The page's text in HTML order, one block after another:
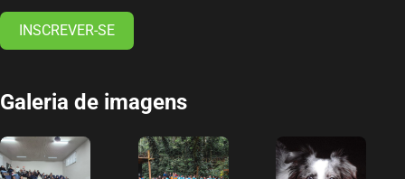
INSCREVER-SE
Galeria de imagens